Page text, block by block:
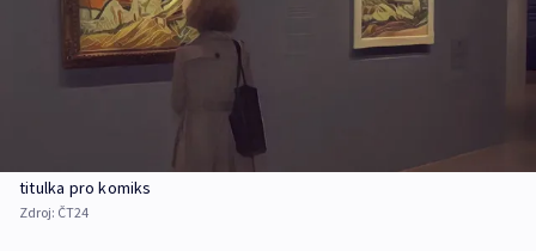
titulka pro komiks
Zdroj: ČT24